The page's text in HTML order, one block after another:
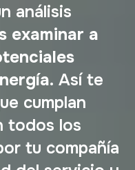
análisis
examinar a
Así te
cumplan
todos los
tu compañía